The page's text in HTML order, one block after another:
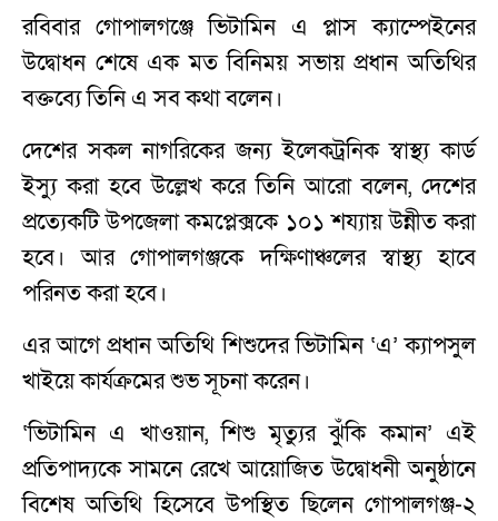
রবিবার গোপালগঞ্জে ভিটামিন এ প্লাস ক্যাম্পেইনের
উদ্বোধন শেষে এক মত বিনিময় সভায় প্রধান অতিথির
বক্তব্যে তিনি এ সব কথা বলেন।
দেশের সকল নাগরিকের জন্য ইলেকট্রনিক স্বাস্থ্য কার্ড
ইস্যু করা হবে উল্লেখ করে তিনি আরো বলেন, দেশের
প্রত্যেকটি উপজেলা কমপ্লেক্সকে ১০১ শয্যায় উন্নীত করা
হবে। আর গোপালগঞ্জকে দক্ষিণাঞ্চলের স্বাস্থ্য হাবে
পরিনত করা হবে।
এর আগে প্রধান অতিথি শিশুদের ভিটামিন ‘এ’ ক্যাপসুল
খাইয়ে কার্যক্রমের শুভ সূচনা করেন।
‘ভিটামিন এ খাওয়ান, শিশু মৃত্যুর ঝুঁকি কমান’ এই
প্রতিপাদ্যকে সামনে রেখে আয়োজিত উদ্বোধনী অনুষ্ঠানে
বিশেষ অতিথি হিসেবে উপস্থিত ছিলেন গোপালগঞ্জ-২